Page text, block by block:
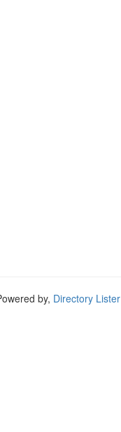
by, Directory Lister